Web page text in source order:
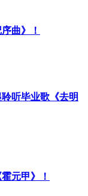
曲》！
听毕业歌《去明
元甲》！